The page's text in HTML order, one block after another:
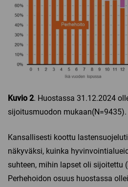
Kuvio 2. Huostassa 31.12.2024
sijoitusmuodon
Kansallisesti koottu
näkyväksi, kuinka
suhteen, mihin lapset oli sijoitettu
Perhehoidon osuus huostassa